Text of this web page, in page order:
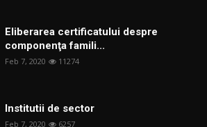
Eliberarea certificatului despre
componenţa famili...
Feb 7, 2020 11274
Institutii de sector
Feb 7, 2020 6257